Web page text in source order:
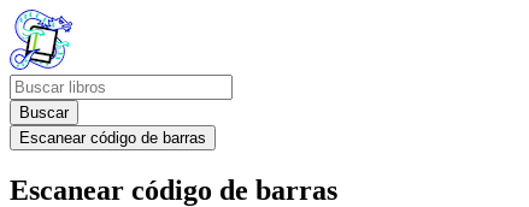
Buscar
Escanear código de barras
Escanear código de barras